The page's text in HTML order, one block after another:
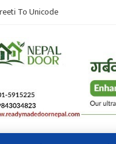
To Unicode